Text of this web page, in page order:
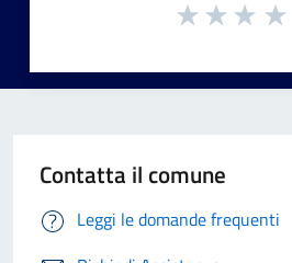
Contatta il comune
Leggi le domande frequenti